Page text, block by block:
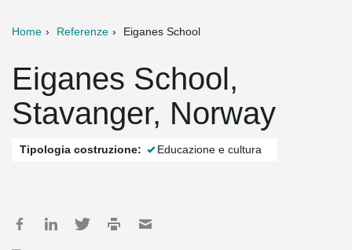
Home Referenze Eiganes School
Eiganes School,
Stavanger, Norway
Tipologia costruzione: Educazione e cultura